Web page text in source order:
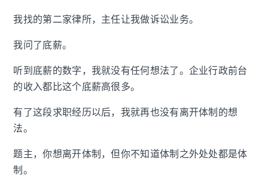
我找的第二家律所，主任让我做诉讼业务。
我问了底薪。
听到底薪的数字，我就没有任何想法了。企业行政前台
的收入都比这个底薪高很多。
有了这段求职经历以后，我就再也没有离开体制的想
法。
题主，你想离开体制，但你不知道体制之外处处都是体
制。